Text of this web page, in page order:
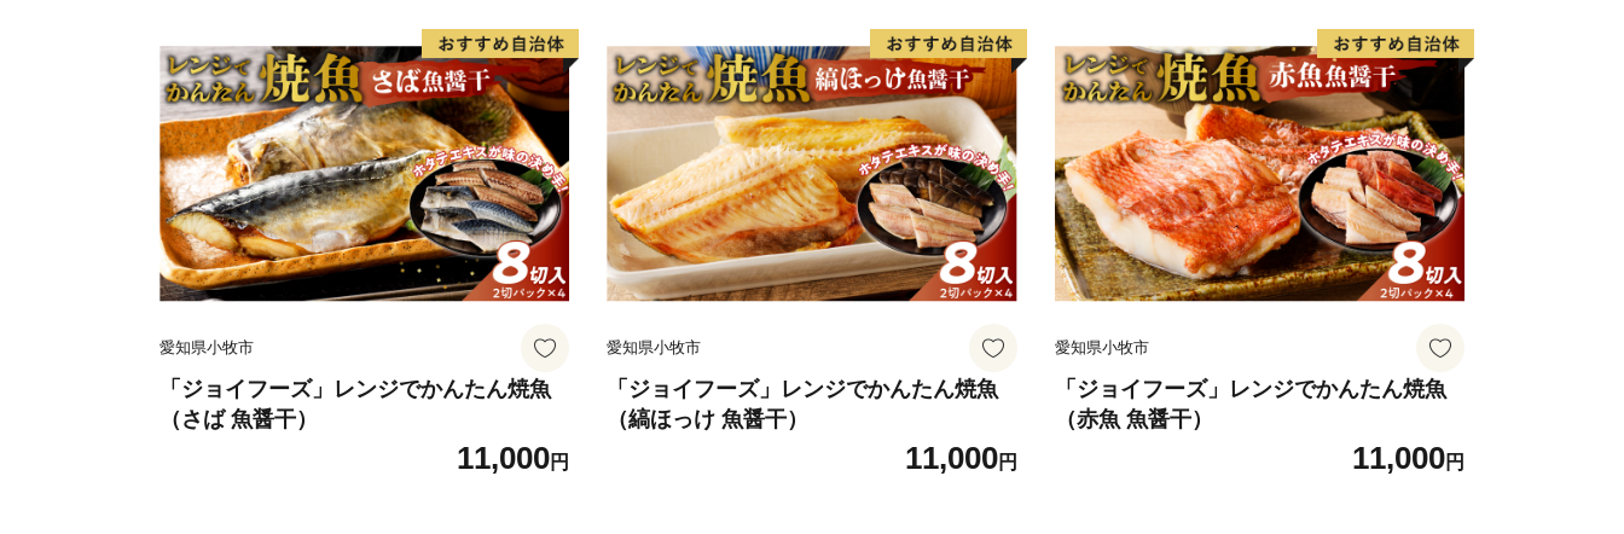
愛知県小牧市
「ジョイフーズ」レンジでかんたん焼魚
（さば 魚醤干）
11,000円
愛知県小牧市
「ジョイフーズ」レンジでかんたん焼魚
（縞ほっけ 魚醤干）
11,000円
愛知県小牧市
「ジョイフーズ」レンジでかんたん焼魚
（赤魚 魚醤干）
11,000円